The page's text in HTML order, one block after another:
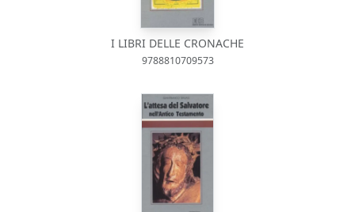
I LIBRI DELLE CRONACHE
9788810709573